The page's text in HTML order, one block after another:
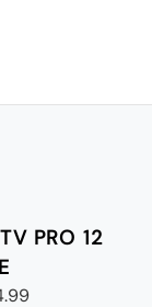
PRO 12